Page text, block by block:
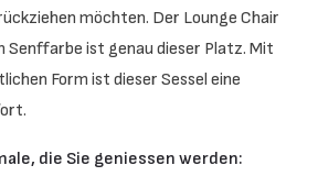
möchten. Der Lounge Chair
Senffarbe ist genau dieser Platz. Mit
Form ist dieser Sessel eine
die Sie geniessen werden: